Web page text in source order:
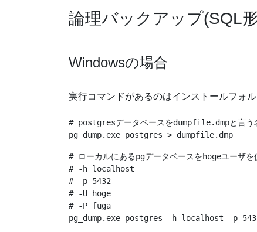
論理バックアップ(SQL
Windowsの場合
実行コマンドがあるのはインストールフォ
# postgresデータベースをdumpfile.dmpと言う
pg_dump.exe postgres > dumpfile.dmp
# ローカルにあるpgデータベースをhogeユーザ
# -h localhost
# -p 5432
# -U hoge
# -P fuga
pg_dump.exe postgres -h localhost -p